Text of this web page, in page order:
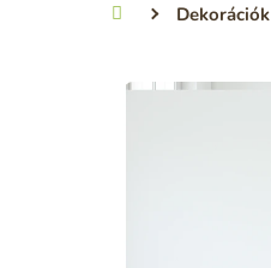
KezdőlapDekorációk